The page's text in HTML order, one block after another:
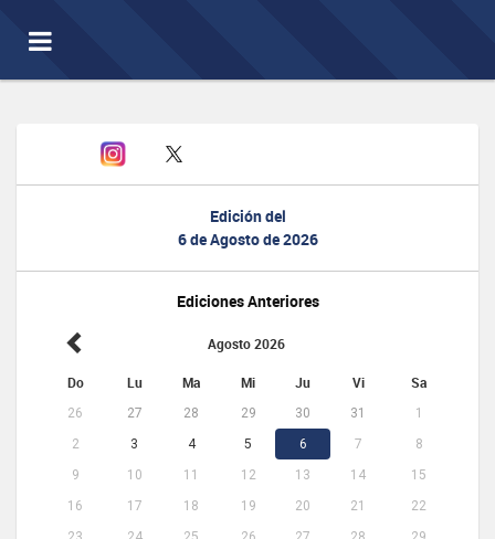
Toggle
navigation
Edición del
6 de Agosto de 2026
Ediciones Anteriores
Agosto 2026
Do Lu Ma Mi Ju Vi Sa
26 27 28 29 30 31
1
2
3 4 5 6 7
8
9
10 11 12 13 14
15
16
17 18 19 20 21
22